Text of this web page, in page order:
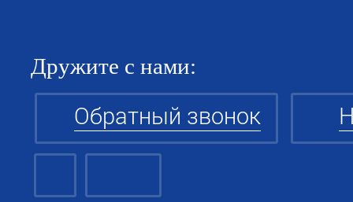
Дружите с нами:
Обратный звонок